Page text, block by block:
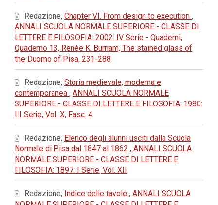
Redazione, Chapter VI. From design to execution ,
ANNALI SCUOLA NORMALE SUPERIORE - CLASSE DI
LETTERE E FILOSOFIA: 2002: IV Serie - Quaderni,
Quaderno 13, Renée K. Burnam, The stained glass of
the Duomo of Pisa, 231-288
Redazione, Storia medievale, moderna e
contemporanea , ANNALI SCUOLA NORMALE
SUPERIORE - CLASSE DI LETTERE E FILOSOFIA: 1980:
III Serie, Vol. X, Fasc. 4
Redazione, Elenco degli alunni usciti dalla Scuola
Normale di Pisa dal 1847 al 1862 , ANNALI SCUOLA
NORMALE SUPERIORE - CLASSE DI LETTERE E
FILOSOFIA: 1897: I Serie, Vol. XII
Redazione, Indice delle tavole , ANNALI SCUOLA